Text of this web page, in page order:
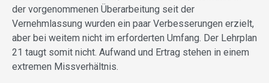
der vorgenommenen Überarbeitung seit der
Vernehmlassung wurden ein paar Verbesserungen erzielt,
aber bei weitem nicht im erforderten Umfang. Der Lehrplan
21 taugt somit nicht. Aufwand und Ertrag stehen in einem
extremen Missverhältnis.